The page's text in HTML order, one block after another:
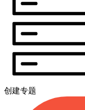
创建专题